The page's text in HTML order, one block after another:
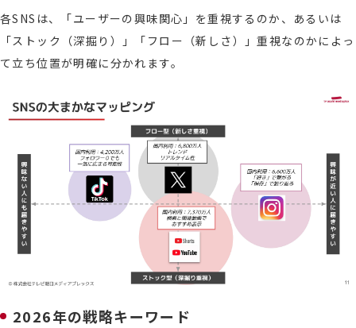
各SNSは、「ユーザーの興味関心」を重視するのか、あるいは
「ストック（深掘り）」「フロー（新しさ）」重視なのかによっ
て立ち位置が明確に分かれます。
2026年の戦略キーワード